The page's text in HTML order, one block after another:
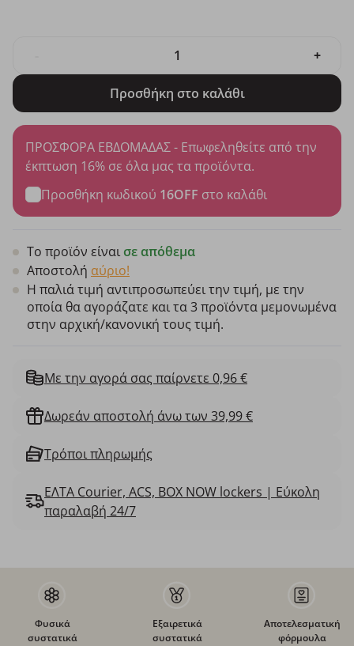
+
Προσθήκη στο καλάθι
ΠΡΟΣΦΟΡΑ ΕΒΔΟΜΑΔΑΣ - Επωφεληθείτε από την
έκπτωση 16% σε όλα μας τα προϊόντα.
Προσθήκη κωδικού 16OFF στο καλάθι
Το προϊόν είναι σε απόθεμα
Αποστολή αύριο!
Η παλιά τιμή αντιπροσωπεύει την τιμή, με την
οποία θα αγοράζατε και τα 3 προϊόντα μεμονωμένα
στην αρχική/κανονική τους τιμή.
Με την αγορά σας παίρνετε 0,96 €
Δωρεάν αποστολή άνω των 39,99 €
Τρόποι πληρωμής
ΕΛΤΑ Courier, ACS, BOX NOW lockers | Εύκολη
παραλαβή 24/7
Φυσικά
συστατικά
Εξαιρετικά
συστατικά
Αποτελεσματική
φόρμουλα